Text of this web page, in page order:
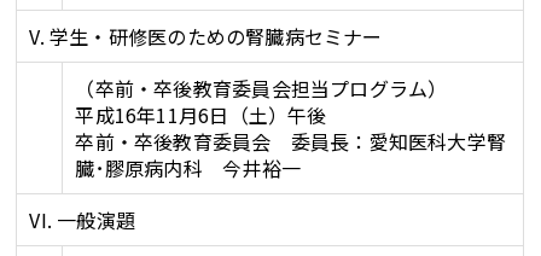
V. 学生・研修医のための腎臓病セミナー
（卒前・卒後教育委員会担当プログラム）
平成16年11月6日（土）午後
卒前・卒後教育委員会 委員長：愛知医科大学腎
臓･膠原病内科 今井裕一
VI. 一般演題